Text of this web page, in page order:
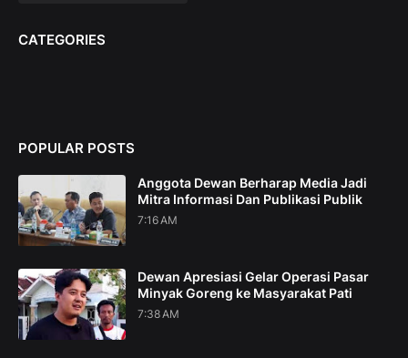
CATEGORIES
POPULAR POSTS
Anggota Dewan Berharap Media Jadi
Mitra Informasi Dan Publikasi Publik
7:16 AM
Dewan Apresiasi Gelar Operasi Pasar
Minyak Goreng ke Masyarakat Pati
7:38 AM